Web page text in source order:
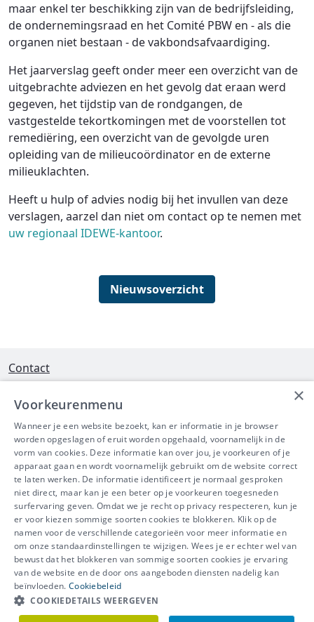
maar enkel ter beschikking zijn van de bedrijfsleiding,
de ondernemingsraad en het Comité PBW en - als die
organen niet bestaan - de vakbondsafvaardiging.
Het jaarverslag geeft onder meer een overzicht van de
uitgebrachte adviezen en het gevolg dat eraan werd
gegeven, het tijdstip van de rondgangen, de
vastgestelde tekortkomingen met de voorstellen tot
remediëring, een overzicht van de gevolgde uren
opleiding van de milieucoördinator en de externe
milieuklachten.
Heeft u hulp of advies nodig bij het invullen van deze
verslagen, aarzel dan niet om contact op te nemen met
uw regionaal IDEWE-kantoor.
Nieuwsoverzicht
Contact
Interleuvenlaan 58 - 3001 Heverlee
Tel 016/390490
info@ibeve.be
Ondernemingsnummer: 0436 612 044
IBEVE maakt deel uit van Groep
IDEWE
Disclaimer-Privacy-Cookiebeleid
Meer vragen? Neem
meteen contact op.
×
Voorkeurenmenu
Wanneer je een website bezoekt, kan er informatie in je browser
worden opgeslagen of eruit worden opgehaald, voornamelijk in de
vorm van cookies. Deze informatie kan over jou, je voorkeuren of je
apparaat gaan en wordt voornamelijk gebruikt om de website correct
te laten werken. De informatie identificeert je normaal gesproken
niet direct, maar kan je een beter op je voorkeuren toegesneden
surfervaring geven. Omdat we je recht op privacy respecteren, kun je
er voor kiezen sommige soorten cookies te blokkeren. Klik op de
namen voor de verschillende categorieën voor meer informatie en
om onze standaardinstellingen te wijzigen. Wees je er echter wel van
bewust dat het blokkeren van sommige soorten cookies je ervaring
van de website en de door ons aangeboden diensten nadelig kan
beïnvloeden. Cookiebeleid
COOKIEDETAILS WEERGEVEN